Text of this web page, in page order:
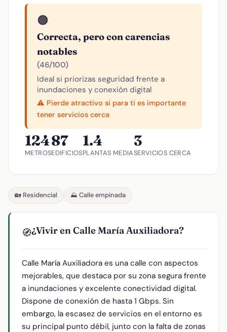
🟠
Correcta, pero con carencias
notables
(46/100)
Ideal si priorizas seguridad frente a
inundaciones y conexión digital
⚠️ Pierde atractivo si para ti es importante
tener servicios cerca
124
METROS
87
EDIFICIOS
1.4
PLANTAS MEDIA
3
SERVICIOS CERCA
🏡 Residencial ⛰️ Calle empinada
🧭¿Vivir en Calle María Auxiliadora?
Calle María Auxiliadora es una calle con aspectos
mejorables, que destaca por su zona segura frente
a inundaciones y excelente conectividad digital.
Dispone de conexión de hasta 1 Gbps. Sin
embargo, la escasez de servicios en el entorno es
su principal punto débil, junto con la falta de zonas